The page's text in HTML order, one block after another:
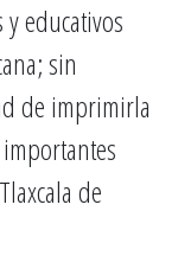
educativos
sin
de imprimirla
de